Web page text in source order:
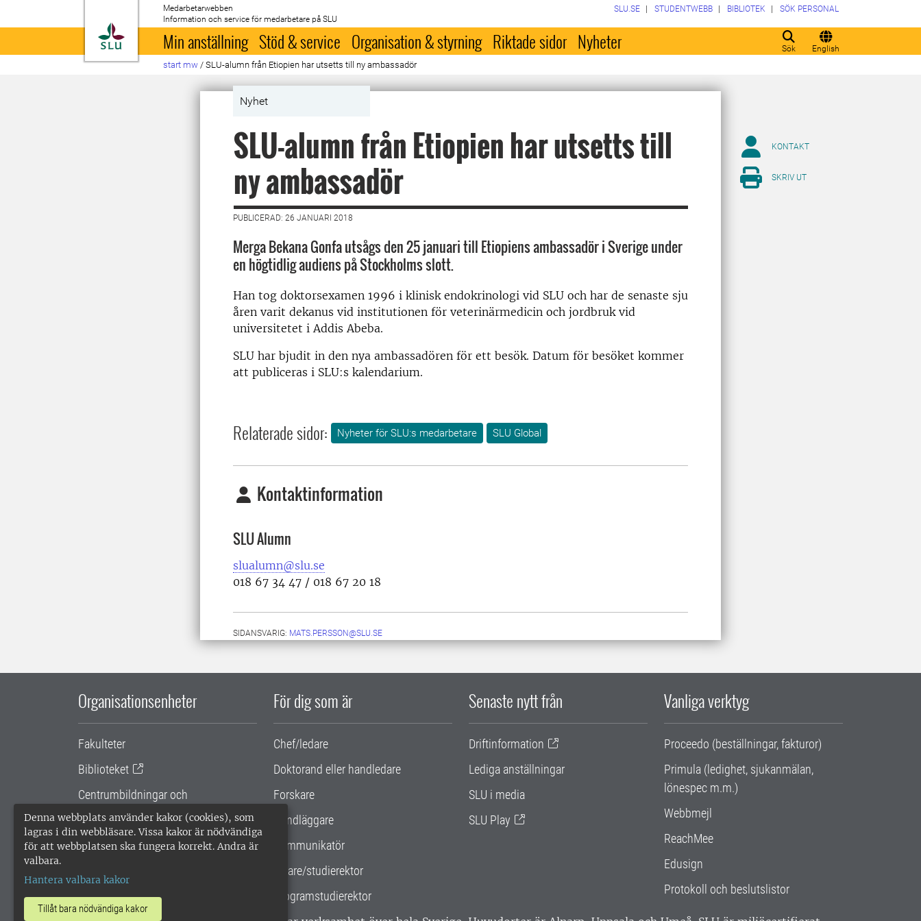
Denna webbplats använder kakor (cookies), som
lagras i din webbläsare. Vissa kakor är nödvändiga
för att webbplatsen ska fungera korrekt. Andra är
valbara.
Hantera valbara kakor
Tillåt bara nödvändiga kakor
Till startsida
Medarbetarwebben
Information och service för medarbetare på SLU
Sök English
SLU.SE STUDENTWEBB BIBLIOTEK SÖK PERSONAL
Min anställning Stöd & service Organisation & styrning Riktade sidor Nyheter
start mw / SLU-alumn från Etiopien har utsetts till ny ambassadör
Nyhet
SLU-alumn från Etiopien har utsetts till
ny ambassadör
PUBLICERAD: 26 JANUARI 2018
Merga Bekana Gonfa utsågs den 25 januari till Etiopiens ambassadör i Sverige under
en högtidlig audiens på Stockholms slott.
Han tog doktorsexamen 1996 i klinisk endokrinologi vid SLU och har de senaste sju
åren varit dekanus vid institutionen för veterinärmedicin och jordbruk vid
universitetet i Addis Abeba.
SLU har bjudit in den nya ambassadören för ett besök. Datum för besöket kommer
att publiceras i SLU:s kalendarium.
Relaterade sidor: Nyheter för SLU:s medarbetare SLU Global
Kontaktinformation
SLU Alumn
slualumn@slu.se
018 67 34 47 / 018 67 20 18
SIDANSVARIG: MATS.PERSSON@SLU.SE
KONTAKT
SKRIV UT
Organisationsenheter
Fakulteter
Biblioteket
Centrumbildningar och
samarbetsprojekt
Gemensamma verksamhetsstödet
För dig som är
Chef/ledare
Doktorand eller handledare
Forskare
Handläggare
Kommunikatör
Lärare/studierektor
Programstudierektor
Senaste nytt från
Driftinformation
Lediga anställningar
SLU i media
SLU Play
Vanliga verktyg
Proceedo (beställningar, fakturor)
Primula (ledighet, sjukanmälan,
lönespec m.m.)
Webbmejl
ReachMee
Edusign
Protokoll och beslutslistor